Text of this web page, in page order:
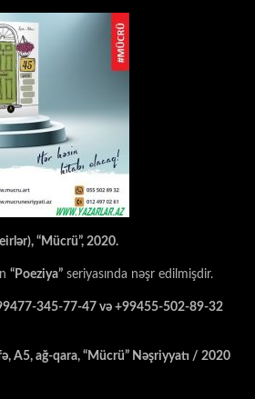
“Mücrü”, 2020.
“Poeziya” seriyasında nəşr edilmişdir.
345-77-47 və +99455-502-89-32
A5, ağ-qara, “Mücrü” Nəşriyyatı / 2020